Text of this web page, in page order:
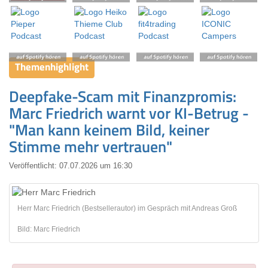
Themenhighlight
Deepfake-Scam mit Finanzpromis:
Marc Friedrich warnt vor KI-Betrug -
"Man kann keinem Bild, keiner
Stimme mehr vertrauen"
Veröffentlicht: 07.07.2026 um 16:30
Herr Marc Friedrich (Bestsellerautor) im Gespräch mit Andreas Groß
Bild: Marc Friedrich